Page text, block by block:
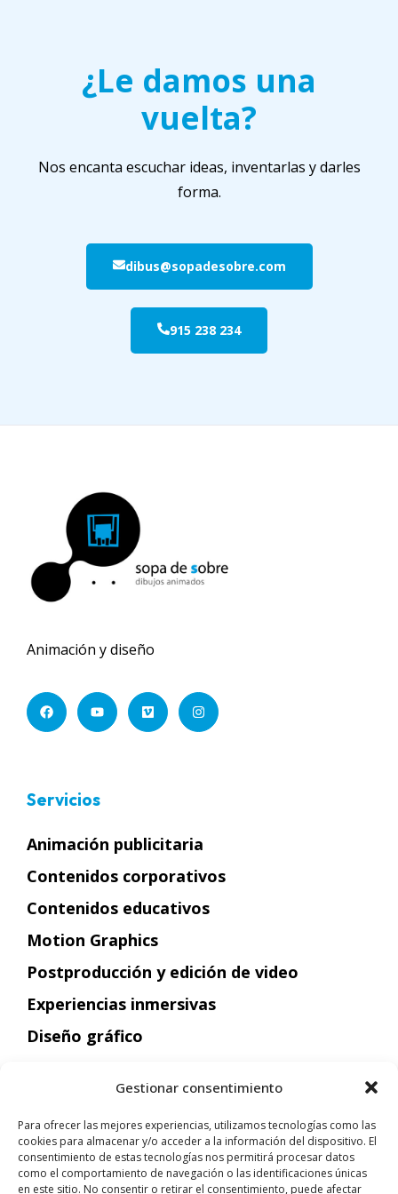
Gestionar consentimiento
Para ofrecer las mejores experiencias, utilizamos tecnologías como las
cookies para almacenar y/o acceder a la información del dispositivo. El
consentimiento de estas tecnologías nos permitirá procesar datos
como el comportamiento de navegación o las identificaciones únicas
en este sitio. No consentir o retirar el consentimiento, puede afectar
¿Le damos una
vuelta?
Nos encanta escuchar ideas, inventarlas y darles
forma.
dibus@sopadesobre.com
915 238 234
Animación y diseño
Servicios
Animación publicitaria
Contenidos corporativos
Contenidos educativos
Motion Graphics
Postproducción y edición de video
Experiencias inmersivas
Diseño gráfico
Aviso legal
Política de Cookies